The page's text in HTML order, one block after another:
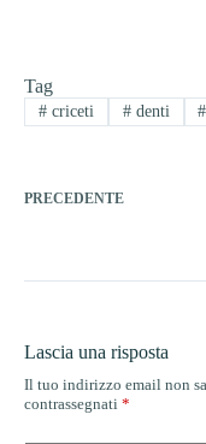
Tag
#criceti #denti #
PRECEDENTE
Lascia una risposta
Il tuo indirizzo email non
contrassegnati *